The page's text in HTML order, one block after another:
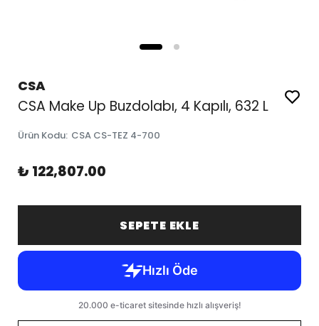
CSA
CSA Make Up Buzdolabı, 4 Kapılı, 632 L
Ürün Kodu: CSA CS-TEZ 4-700
₺ 122,807.00
SEPETE EKLE